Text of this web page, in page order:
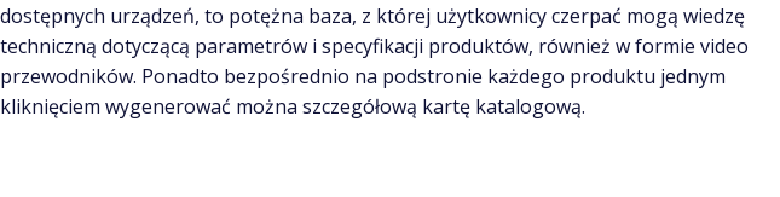
dostępnych urządzeń, to potężna baza, z której użytkownicy czerpać mogą wiedzę
techniczną dotyczącą parametrów i specyfikacji produktów, również w formie video
przewodników. Ponadto bezpośrednio na podstronie każdego produktu jednym
kliknięciem wygenerować można szczegółową kartę katalogową.